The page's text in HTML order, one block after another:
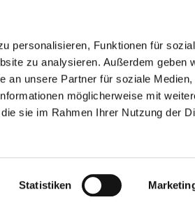
personalisieren, Funktionen für
zu analysieren. Außerdem geben
an unsere Partner für soziale Medien,
möglicherweise mit
sie im Rahmen Ihrer Nutzung der
Statistiken